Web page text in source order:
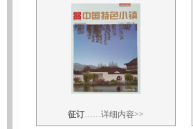
征订……详细内容>>